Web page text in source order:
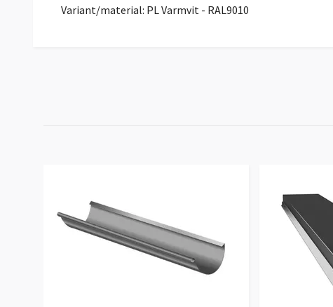
Variant/material: PL Varmvit - RAL9010